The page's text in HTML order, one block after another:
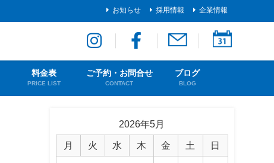
お知らせ 採用情報 企業情報
料金表
PRICE LIST
ご予約・お問合せ
CONTACT
ブログ
BLOG
2026年5月
月 火 水 木 金 土 日